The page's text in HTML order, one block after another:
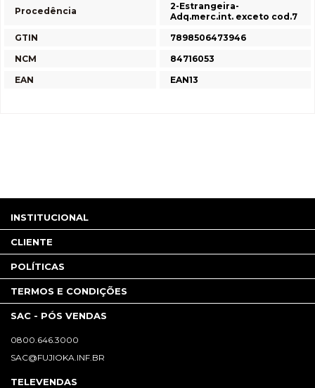
Procedência
2-Estrangeira-
Adq.merc.int. exceto cod.7
GTIN
7898506473946
NCM
84716053
EAN
EAN13
INSTITUCIONAL
CLIENTE
POLÍTICAS
TERMOS E CONDIÇÕES
SAC - PÓS VENDAS
0800.646.3000
SAC@FUJIOKA.INF.BR
TELEVENDAS